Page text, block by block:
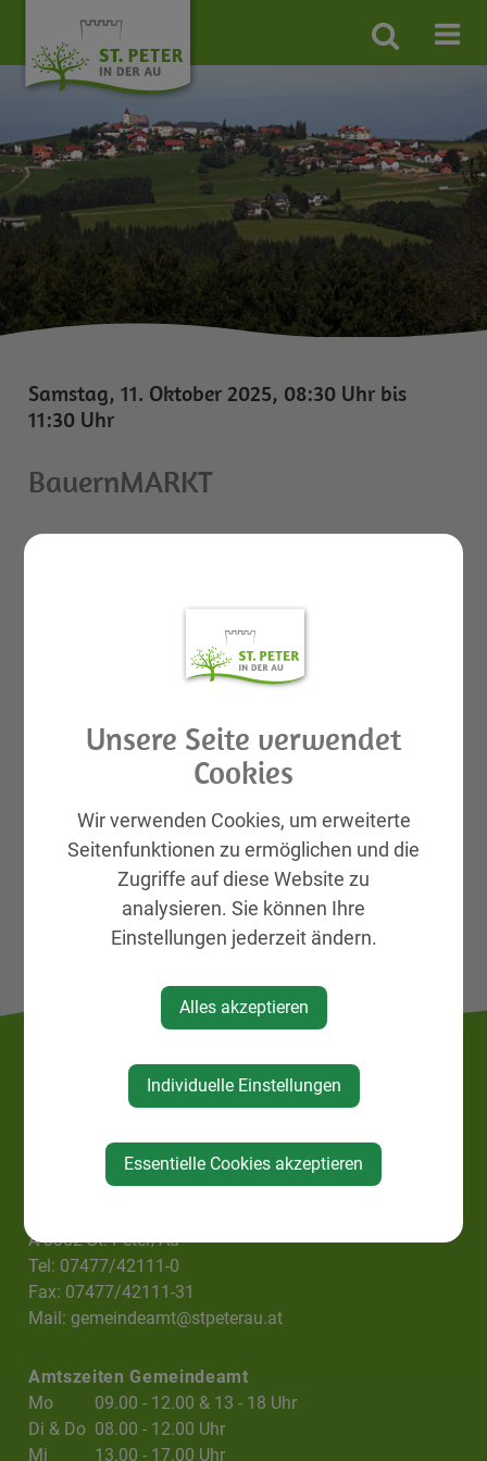
Site
search
Samstag, 11. Oktober 2025, 08:30 Uhr bis
11:30 Uhr
BauernMARKT
Veranstalter
Marktgemeinde St. Peter/Au
Gemeindeamt St. Peter/Au
A-3352 St. Peter/Au
Tel: 07477/42111-0
Fax: 07477/42111-31
Mail:gemeindeamt@stpeterau.at
Amtszeiten Gemeindeamt
Mo
09.00 - 12.00 & 13 - 18 Uhr
Di & Do 08.00 - 12.00 Uhr
Mi
13.00 - 17.00 Uhr
Unsere Seite verwendet
Cookies
Wir verwenden Cookies, um erweiterte
Seitenfunktionen zu ermöglichen und die
Zugriffe auf diese Website zu
analysieren. Sie können Ihre
Einstellungen jederzeit ändern.
Alles akzeptieren
Individuelle Einstellungen
Essentielle Cookies akzeptieren